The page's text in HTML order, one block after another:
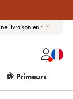
livraison en :
🍇 Primeurs